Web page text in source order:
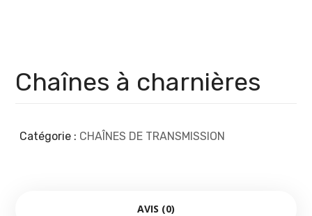
Chaînes à charnières
Catégorie : CHAÎNES DE TRANSMISSION
AVIS (0)